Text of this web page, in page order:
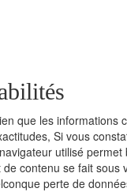
que les
Si vous
utilisé permet
contenu se fait
perte de